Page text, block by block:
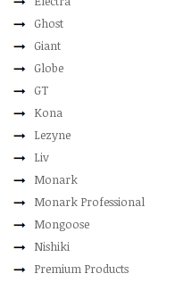
Ghost
Giant
Globe
GT
Kona
Lezyne
Liv
Monark
Monark Professional
Mongoose
Nishiki
Premium Products